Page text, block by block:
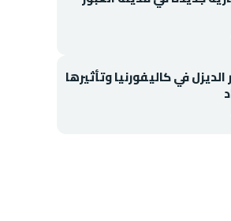
في كاليفورنيا وتأثيرها